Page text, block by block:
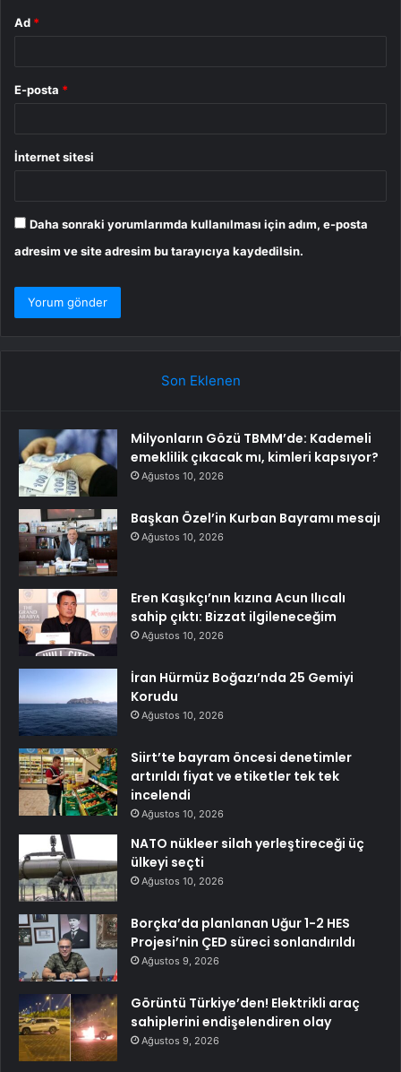
Ad *
E-posta *
İnternet sitesi
Daha sonraki yorumlarımda kullanılması için adım, e-posta
adresim ve site adresim bu tarayıcıya kaydedilsin.
Son Eklenen
Milyonların Gözü TBMM’de: Kademeli
emeklilik çıkacak mı, kimleri kapsıyor?
Ağustos 10, 2026
Başkan Özel’in Kurban Bayramı mesajı
Ağustos 10, 2026
Eren Kaşıkçı’nın kızına Acun Ilıcalı
sahip çıktı: Bizzat ilgileneceğim
Ağustos 10, 2026
İran Hürmüz Boğazı’nda 25 Gemiyi
Korudu
Ağustos 10, 2026
Siirt’te bayram öncesi denetimler
artırıldı fiyat ve etiketler tek tek
incelendi
Ağustos 10, 2026
NATO nükleer silah yerleştireceği üç
ülkeyi seçti
Ağustos 10, 2026
Borçka’da planlanan Uğur 1-2 HES
Projesi’nin ÇED süreci sonlandırıldı
Ağustos 9, 2026
Görüntü Türkiye’den! Elektrikli araç
sahiplerini endişelendiren olay
Ağustos 9, 2026